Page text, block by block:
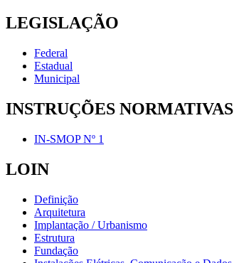
LEGISLAÇÃO
Federal
Estadual
Municipal
INSTRUÇÕES NORMATIVAS
IN-SMOP Nº 1
LOIN
Definição
Arquitetura
Implantação / Urbanismo
Estrutura
Fundação